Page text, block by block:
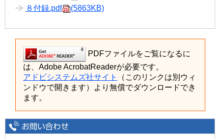
８付録.pdf
(5863KB)
PDFファイルをご覧になるに
は、Adobe AcrobatReaderが必要です。
アドビシステムズ社サイト
（このリンクは別ウィ
ンドウで開きます）より無償でダウンロードでき
ます。